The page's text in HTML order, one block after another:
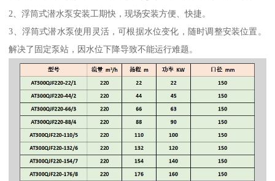
2、浮筒式潜水泵安装工期快，现场安装方便、快捷。
3、浮筒式潜水泵使用灵活，可根据水位变化，随时调整安装位置。
解决了固定泵站，因水位下降导致不能运行难题。